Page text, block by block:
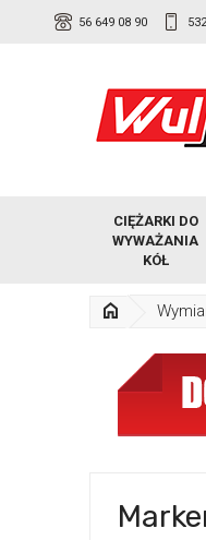
56 649 08 90
CIĘŻARKI DO
WYWAŻANIA
KÓŁ